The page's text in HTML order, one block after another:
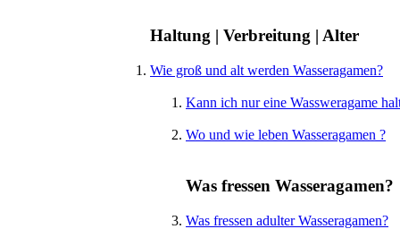
Haltung | Verbreitung | Alter
Wie groß und alt werden Wasseragamen?
Kann ich nur eine Wassweragame
Wo und wie leben Wasseragamen ?
Was fressen Wasseragamen?
Was fressen adulter Wasseragamen?